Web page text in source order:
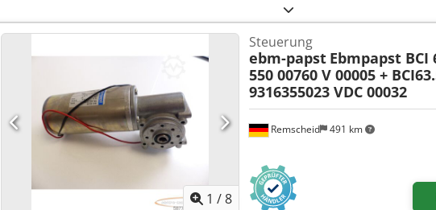
1 /8
Remscheid 491 km
Steuerung
ebm-papst Ebmpapst BCI
550 00760 V 00005 +
9316355023 VDC 00032